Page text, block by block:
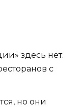
здесь нет.
с
но они